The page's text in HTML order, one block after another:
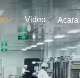
Video Acara